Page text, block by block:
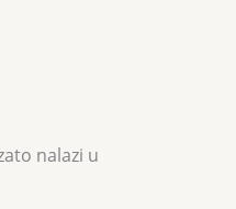
nalazi u